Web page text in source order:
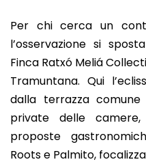
Per chi cerca un
l’osservazione si
Finca Ratxó Meliá
Tramuntana. Qui
dalla terrazza
private delle
proposte
Roots e Palmito,